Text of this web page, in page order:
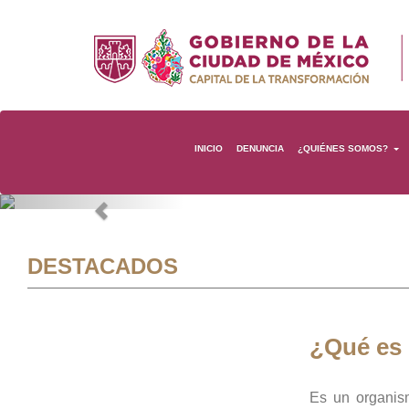
INICIO DENUNCIA ¿QUIÉNES SOMOS?
Previous
DESTACADOS
¿Qué es
Es un